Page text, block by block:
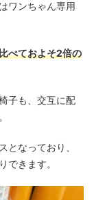
ワンちゃん専用
べておよそ2倍の
子も、交互に配
となっており、
できます。